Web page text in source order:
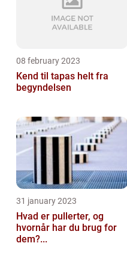
08 february 2023
Kend til tapas helt fra
begyndelsen
31 january 2023
Hvad er pullerter, og
hvornår har du brug for
dem?...